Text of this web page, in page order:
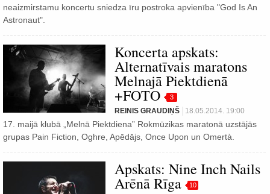
neaizmirstamu koncertu sniedza īru postroka apvienība "God Is An
Astronaut".
Koncerta apskats:
Alternatīvais maratons
Melnajā Piektdienā
+FOTO 3
REINIS GRAUDIŅŠ 18.05.2014. 19:00
17. maijā klubā „Melnā Piektdiena” Rokmūzikas maratonā uzstājās
grupas Pain Fiction, Oghre, Apēdājs, Once Upon un Omertà.
Apskats: Nine Inch Nails
Arēnā Rīga 10